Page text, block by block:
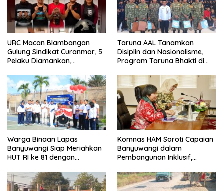
URC Macan Blambangan
Gulung Sindikat Curanmor, 5
Pelaku Diamankan,
Banyuwangi
Taruna AAL Tanamkan
Disiplin dan Nasionalisme,
Program Taruna Bhakti di
Warga Binaan Lapas
Banyuwangi Siap Meriahkan
HUT RI ke 81 dengan
Komnas HAM Soroti Capaian
Banyuwangi dalam
Pembangunan Inklusif,
Nasional